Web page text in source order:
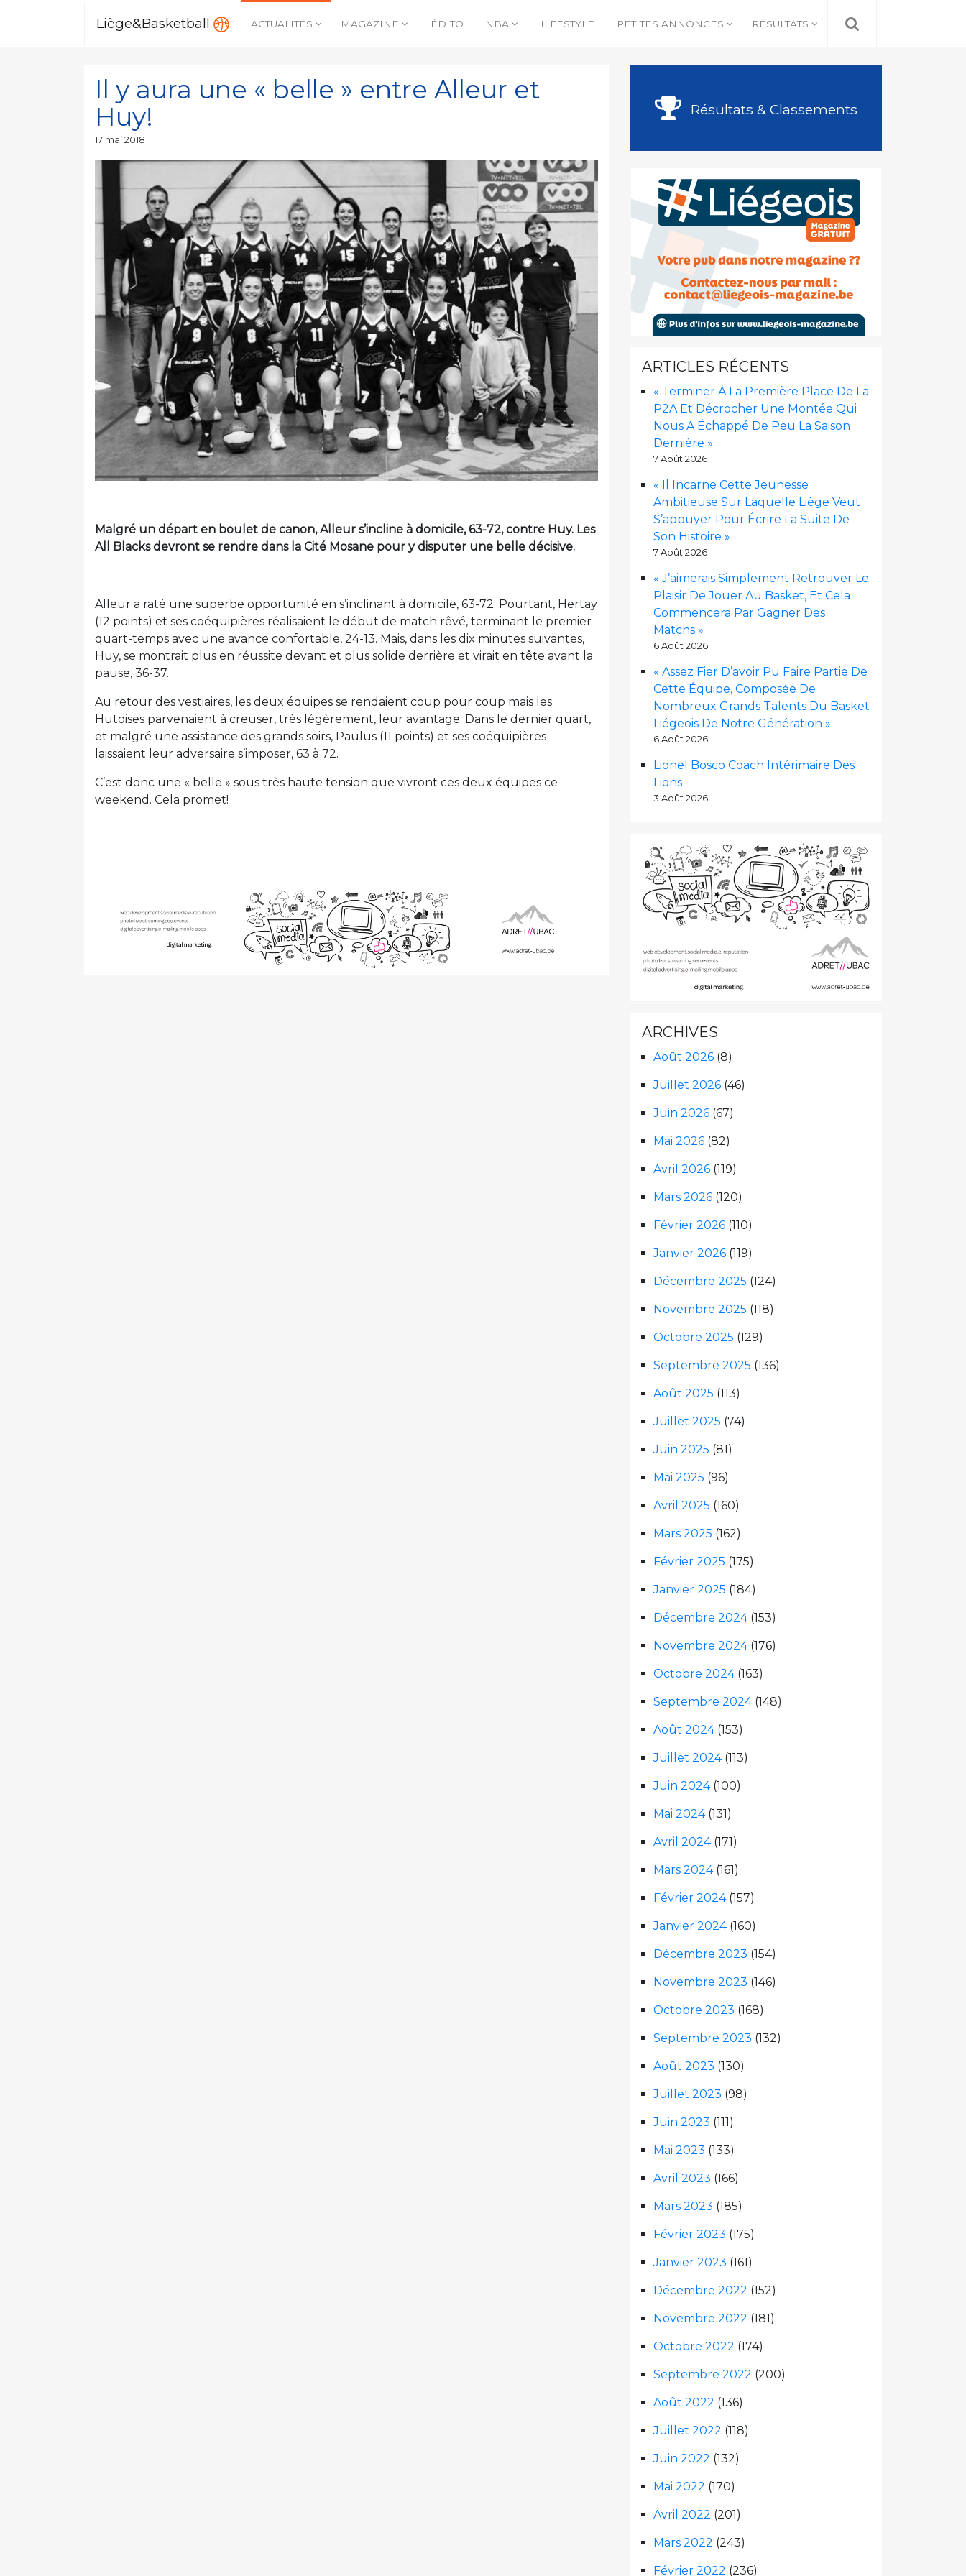
Liège&Basketball ACTUALITÉS MAGAZINE ÉDITO NBA LIFESTYLE PETITES ANNONCES RÉSULTATS
Il y aura une « belle » entre Alleur et
Huy!
Publié
17 mai 2018
Malgré un départ en boulet de canon, Alleur s’incline à domicile, 63-72, contre Huy. Les
All Blacks devront se rendre dans la Cité Mosane pour y disputer une belle décisive.
Alleur a raté une superbe opportunité en s’inclinant à domicile, 63-72. Pourtant, Hertay
(12 points) et ses coéquipières réalisaient le début de match rêvé, terminant le premier
quart-temps avec une avance confortable, 24-13. Mais, dans les dix minutes suivantes,
Huy, se montrait plus en réussite devant et plus solide derrière et virait en tête avant la
pause, 36-37.
Au retour des vestiaires, les deux équipes se rendaient coup pour coup mais les
Hutoises parvenaient à creuser, très légèrement, leur avantage. Dans le dernier quart,
et malgré une assistance des grands soirs, Paulus (11 points) et ses coéquipières
laissaient leur adversaire s’imposer, 63 à 72.
C’est donc une « belle » sous très haute tension que vivront ces deux équipes ce
weekend. Cela promet!
Résultats & Classements
ARTICLES RÉCENTS
« Terminer À La Première Place De La
P2A Et Décrocher Une Montée Qui
Nous A Échappé De Peu La Saison
Dernière »
7 Août 2026
« Il Incarne Cette Jeunesse
Ambitieuse Sur Laquelle Liège Veut
S’appuyer Pour Écrire La Suite De
Son Histoire »
7 Août 2026
« J’aimerais Simplement Retrouver Le
Plaisir De Jouer Au Basket, Et Cela
Commencera Par Gagner Des
Matchs »
6 Août 2026
« Assez Fier D’avoir Pu Faire Partie De
Cette Équipe, Composée De
Nombreux Grands Talents Du Basket
Liégeois De Notre Génération »
6 Août 2026
Lionel Bosco Coach Intérimaire Des
Lions
3 Août 2026
ARCHIVES
Août 2026 (8)
Juillet 2026 (46)
Juin 2026 (67)
Mai 2026 (82)
Avril 2026 (119)
Mars 2026 (120)
Février 2026 (110)
Janvier 2026 (119)
Décembre 2025 (124)
Novembre 2025 (118)
Octobre 2025 (129)
Septembre 2025 (136)
Août 2025 (113)
Juillet 2025 (74)
Juin 2025 (81)
Mai 2025 (96)
Avril 2025 (160)
Mars 2025 (162)
Février 2025 (175)
Janvier 2025 (184)
Décembre 2024(153)
Novembre 2024(176)
Octobre 2024(163)
Septembre 2024(148)
Août 2024(153)
Juillet 2024(113)
Juin 2024(100)
Mai 2024(131)
Avril 2024(171)
Mars 2024(161)
Février 2024(157)
Janvier 2024(160)
Décembre 2023 (154)
Novembre 2023 (146)
Octobre 2023 (168)
Septembre 2023 (132)
Août 2023 (130)
Juillet 2023 (98)
Juin 2023 (111)
Mai 2023 (133)
Avril 2023 (166)
Mars 2023 (185)
Février 2023 (175)
Janvier 2023 (161)
Décembre 2022 (152)
Novembre 2022 (181)
Octobre 2022 (174)
Septembre 2022 (200)
Août 2022 (136)
Juillet 2022 (118)
Juin 2022 (132)
Mai 2022 (170)
Avril 2022 (201)
Mars 2022 (243)
Février 2022 (236)